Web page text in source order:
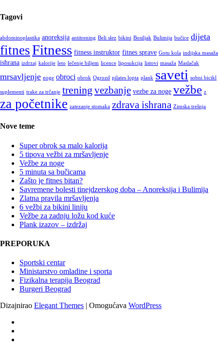
Tagovi
abdominoplastika anoreksija antitrening Beli slez bikini Bosiljak Bulimija bučice dijeta
fitnesFitness fitness instruktor fitnes sprave Gotu kola indijska masaža
ishrana izdrzaj kalorije leto lečenje biljem licence liposukcija listovi masaža Maslačak
mrsavljenje noge obroci obrok Ogrozd pilates lopta plank saveti sobni bicikl
suplementi trake za trčanje trening vezbanje vezbe za noge vežbe z
za početnike zatezanje stomaka zdrava ishrana Zimska trešnja
Nove teme
Super obrok sa malo kalorija
5 tipova vežbi za mršavljenje
Vežbe za noge
5 minuta sa bučicama
Zašto je fitnes bitan?
Savremene bolesti tinejdzerskog doba – Anoreksija i Bulimija
Zlatna pravila mršavljenja
6 vežbi za bikini liniju
Vežbe za zadnju ložu kod kuće
Plank izazov – izdržaj
PREPORUKA
Sportski centar
Ministarstvo omladine i sporta
Fizikalna terapija Beograd
Burgeri Beograd
Dizajnirao Elegant Themes | Omogućava WordPress